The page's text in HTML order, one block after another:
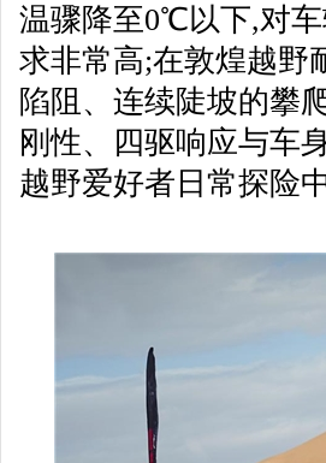
温骤降至0℃以下,对
求非常高;在敦煌越野
陷阻、连续陡坡的攀
刚性、四驱响应与车
越野爱好者日常探险